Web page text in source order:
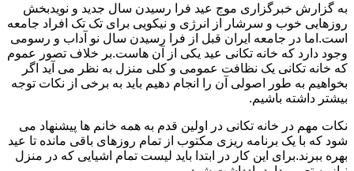
به گزارش خبرگزاری موج عید فرا رسیدن سال جدید و نویدبخش
روزهایی خوب و سرشار از انرژی و نیکویی برای تک تک افراد جامعه
است.اما در جامعه ایران قبل از فرا رسیدن سال نو آداب و رسومی
وجود دارد که خانه تکانی عید یکی از آن هاست.بر خلاف تصور عموم
که خانه تکانی یک نظافت عمومی و کلی منزل به نظر می آید اگر
بخواهیم به طور اصولی آن را انجام دهیم باید به برخی از نکات توجه
بیشتر داشته باشیم.
نکات مهم در خانه تکانی در اولین قدم به همه خانم ها پیشنهاد می
شود که با یک برنامه ریزی مکتوب از تمام روزهای باقی مانده تا عید
بهره ببرند.برای این کار در ابتدا باید لیست تمام اشیایی که در منزل